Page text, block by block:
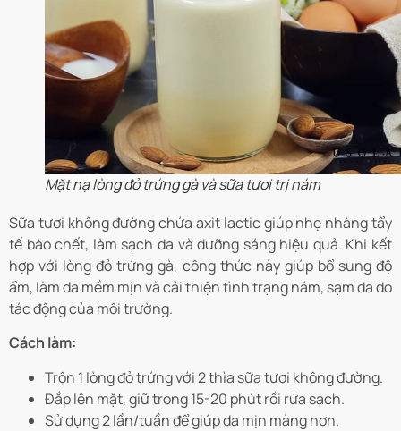
Mặt nạ lòng đỏ trứng gà và sữa tươi trị nám
Sữa tươi không đường chứa axit lactic giúp nhẹ nhàng tẩy
tế bào chết, làm sạch da và dưỡng sáng hiệu quả. Khi kết
hợp với lòng đỏ trứng gà, công thức này giúp bổ sung độ
ẩm, làm da mềm mịn và cải thiện tình trạng nám, sạm da do
tác động của môi trường.
Cách làm:
Trộn 1 lòng đỏ trứng với 2 thìa sữa tươi không đường.
Đắp lên mặt, giữ trong 15-20 phút rồi rửa sạch.
Sử dụng 2 lần/tuần để giúp da mịn màng hơn.